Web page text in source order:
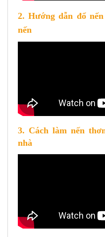
2. Hướng dẫn đổ
nến
3. Cách làm nến
nhà